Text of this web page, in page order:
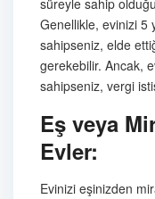
süreyle sahip
Genellikle, evinizi 5
sahipseniz, elde
gerekebilir. Ancak,
sahipseniz, vergi
Eş veya
Evler:
Evinizi eşinizden